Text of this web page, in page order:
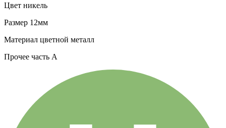
Цвет никель
Размер 12мм
Материал цветной металл
Прочее часть A